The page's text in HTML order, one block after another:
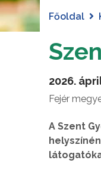
Főoldal
2026.
Fejér
A Szent